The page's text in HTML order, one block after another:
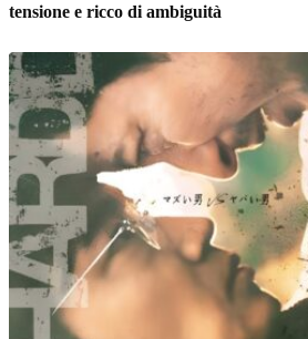
tensione e ricco di ambiguità